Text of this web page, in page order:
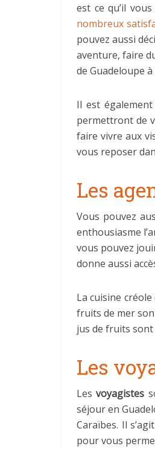
est ce qu’il
nombreux
pouvez aussi
aventure, faire
de Guadeloupe
Il est
permettront de
faire vivre aux
vous reposer
Les
Vous pouvez
enthousiasme
vous pouvez
donne aussi
La cuisine
fruits de mer
jus de fruits
Les
Lesvoyagistes
séjour en
Caraïbes. Il
pour vous